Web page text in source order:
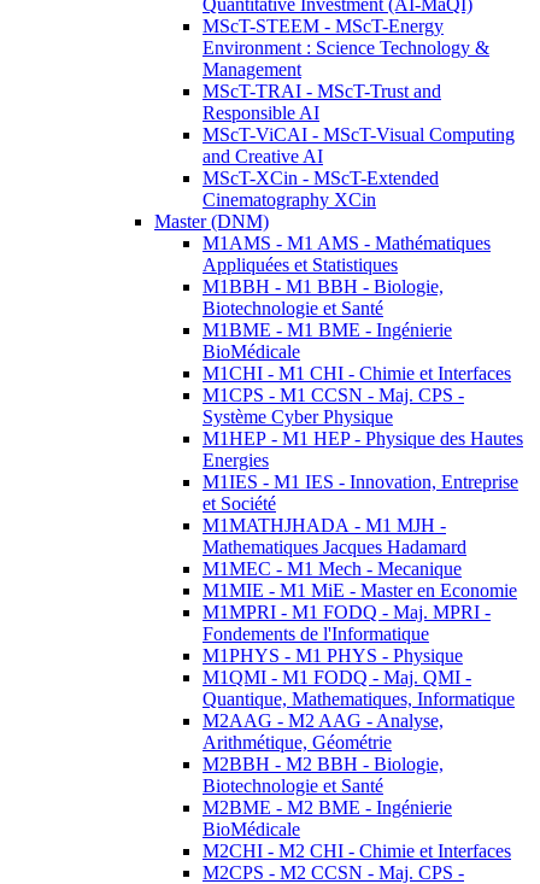
Quantitative Investment (AI-MaQI)
MScT-STEEM - MScT-Energy
Environment : Science Technology &
Management
MScT-TRAI - MScT-Trust and
Responsible AI
MScT-ViCAI - MScT-Visual Computing
and Creative AI
MScT-XCin - MScT-Extended
Cinematography XCin
Master (DNM)
M1AMS - M1 AMS - Mathématiques
Appliquées et Statistiques
M1BBH - M1 BBH - Biologie,
Biotechnologie et Santé
M1BME - M1 BME - Ingénierie
BioMédicale
M1CHI - M1 CHI - Chimie et Interfaces
M1CPS - M1 CCSN - Maj. CPS -
Système Cyber Physique
M1HEP - M1 HEP - Physique des Hautes
Energies
M1IES - M1 IES - Innovation, Entreprise
et Société
M1MATHJHADA - M1 MJH -
Mathematiques Jacques Hadamard
M1MEC - M1 Mech - Mecanique
M1MIE - M1 MiE - Master en Economie
M1MPRI - M1 FODQ - Maj. MPRI -
Fondements de l'Informatique
M1PHYS - M1 PHYS - Physique
M1QMI - M1 FODQ - Maj. QMI -
Quantique, Mathematiques, Informatique
M2AAG - M2 AAG - Analyse,
Arithmétique, Géométrie
M2BBH - M2 BBH - Biologie,
Biotechnologie et Santé
M2BME - M2 BME - Ingénierie
BioMédicale
M2CHI - M2 CHI - Chimie et Interfaces
M2CPS - M2 CCSN - Maj. CPS -